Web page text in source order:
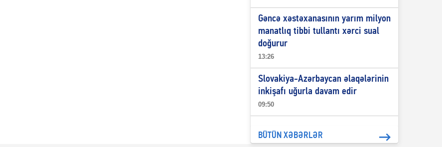
Gəncə xəstəxanasının yarım milyon
manatlıq tibbi tullantı xərci sual
doğurur
13:26
Slovakiya-Azərbaycan əlaqələrinin
inkişafı uğurla davam edir
09:50
BÜTÜN XƏBƏRLƏR